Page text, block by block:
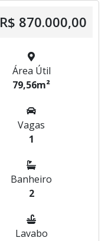
R$ 870.000,00
Área Útil
79,56m²
Vagas
1
Banheiro
2
Lavabo